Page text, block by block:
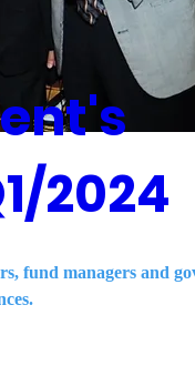
2024
fund managers and